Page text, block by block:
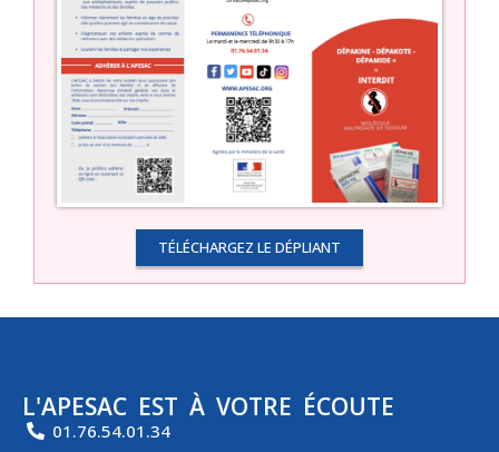
TÉLÉCHARGEZ LE DÉPLIANT
L'APESAC EST À VOTRE ÉCOUTE
01.76.54.01.34